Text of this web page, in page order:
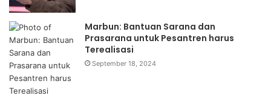
Marbun: Bantuan Sarana dan
Prasarana untuk Pesantren harus
Terealisasi
September 18, 2024